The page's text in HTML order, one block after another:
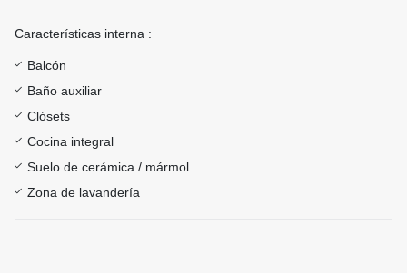
Características interna :
Balcón
Baño auxiliar
Clósets
Cocina integral
Suelo de cerámica / mármol
Zona de lavandería